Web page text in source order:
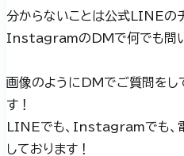
分からないことは公式LINEの
InstagramのDMで何でも問い
画像のようにDMでご質問をし
す！
LINEでも、Instagramでも、
しております！